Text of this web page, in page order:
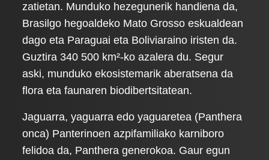
zatietan. Munduko hezegunerik handiena da,
Brasilgo hegoaldeko Mato Grosso eskualdean
dago eta Paraguai eta Boliviaraino iristen da.
Guztira 340 500 km²-ko azalera du. Segur
aski, munduko ekosistemarik aberatsena da
flora eta faunaren biodibertsitatean.
Jaguarra, yaguarra edo yaguaretea (Panthera
onca) Panterinoen azpifamiliako karniboro
felidoa da, Panthera generokoa. Gaur egun